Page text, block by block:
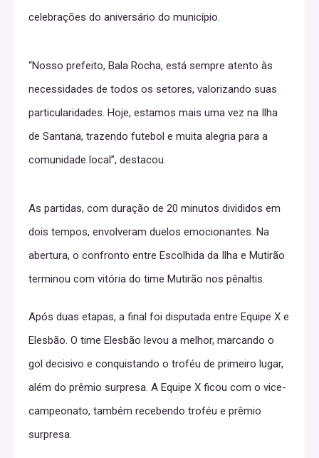
celebrações do aniversário do município.
“Nosso prefeito, Bala Rocha, está sempre atento às
necessidades de todos os setores, valorizando suas
particularidades. Hoje, estamos mais uma vez na Ilha
de Santana, trazendo futebol e muita alegria para a
comunidade local”, destacou.
As partidas, com duração de 20 minutos divididos em
dois tempos, envolveram duelos emocionantes. Na
abertura, o confronto entre Escolhida da Ilha e Mutirão
terminou com vitória do time Mutirão nos pênaltis.
Após duas etapas, a final foi disputada entre Equipe X e
Elesbão. O time Elesbão levou a melhor, marcando o
gol decisivo e conquistando o troféu de primeiro lugar,
além do prêmio surpresa. A Equipe X ficou com o vice-
campeonato, também recebendo troféu e prêmio
surpresa.